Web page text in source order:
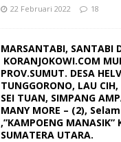
22 Februari 2022 18
MARSANTABI, SANTABI
KORANJOKOWI.COM
PROV.SUMUT. DESA
TUNGGORONO, LAU
SEI TUAN, SIMPANG
MANY MORE – (2),
,”KAMPOENG MANASIK”
SUMATERA UTARA.